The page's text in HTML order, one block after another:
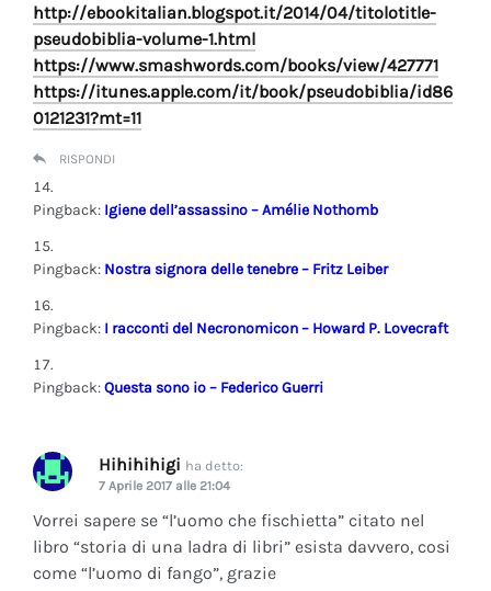
http://ebookitalian.blogspot.it/2014/04/titolotitle-
pseudobiblia-volume-1.html
https://www.smashwords.com/books/view/427771
https://itunes.apple.com/it/book/pseudobiblia/id86
0121231?mt=11
RISPONDI
Pingback: Igiene dell’assassino – Amélie Nothomb
Pingback: Nostra signora delle tenebre – Fritz Leiber
Pingback: I racconti del Necronomicon – Howard P. Lovecraft
Pingback:Questa sono io – Federico Guerri
Hihihihigi ha detto:
7 Aprile 2017 alle 21:04
Vorrei sapere se “l’uomo che fischietta” citato nel
libro “storia di una ladra di libri” esista davvero, cosi
come “l’uomo di fango”, grazie